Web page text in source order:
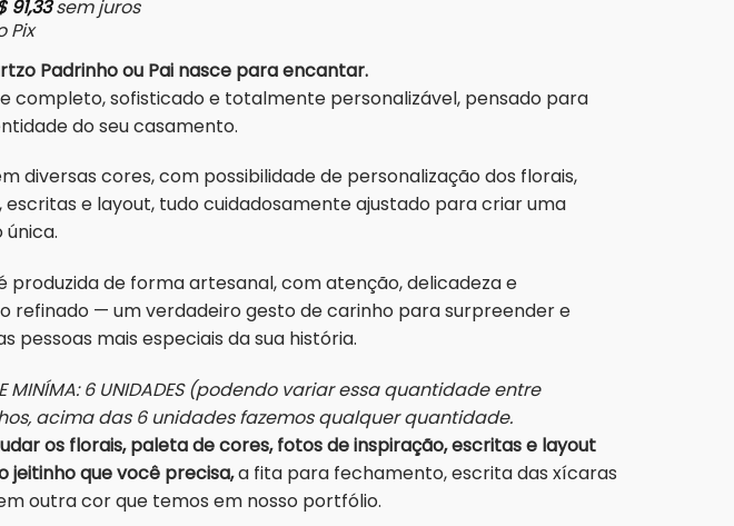
91,33sem juros
Pix
Padrinho ou Pai nasce para encantar.
completo, sofisticado e totalmente personalizável, pensado para
do seu casamento.
diversas cores, com possibilidade de personalização dos florais,
escritas e layout, tudo cuidadosamente ajustado para criar uma
produzida de forma artesanal, com atenção, delicadeza e
refinado — um verdadeiro gesto de carinho para surpreender e
pessoas mais especiais da sua história.
MINÍMA: 6 UNIDADES (podendo variar essa quantidade entre
acima das 6 unidades fazemos qualquer quantidade.
os florais, paleta de cores, fotos de inspiração, escritas e layout
jeitinho que você precisa,a fita para fechamento, escrita das xícaras
outra cor que temos em nosso portfólio.